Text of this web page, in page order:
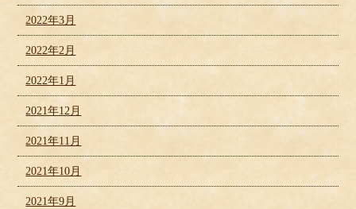
2022年3月
2022年2月
2022年1月
2021年12月
2021年11月
2021年10月
2021年9月